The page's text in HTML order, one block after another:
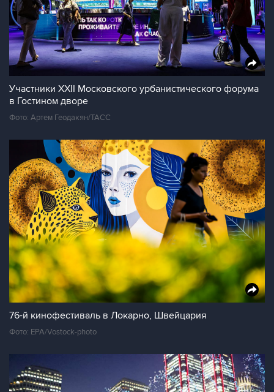
Участники XXII Московского урбанистического форума
в Гостином дворе
Фото: Артем Геодакян/ТАСС
76-й кинофестиваль в Локарно, Швейцария
Фото: EPA/Vostock-photo